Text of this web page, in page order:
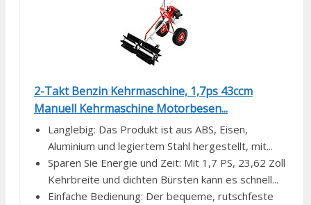
2-Takt Benzin Kehrmaschine, 1,7ps 43ccm
Manuell Kehrmaschine Motorbesen...
Langlebig: Das Produkt ist aus ABS, Eisen,
Aluminium und legiertem Stahl hergestellt, mit...
Sparen Sie Energie und Zeit: Mit 1,7 PS, 23,62 Zoll
Kehrbreite und dichten Bürsten kann es schnell...
Einfache Bedienung: Der bequeme, rutschfeste